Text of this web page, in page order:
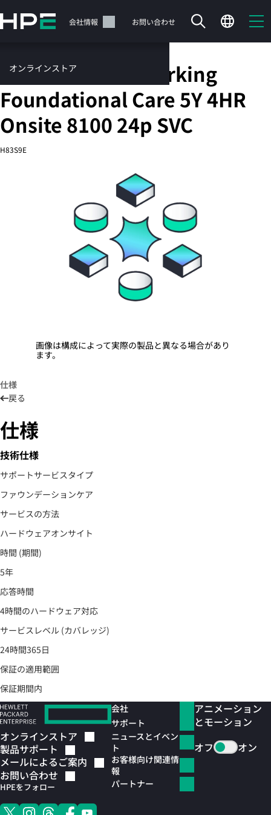
イ
テ
ン
に
キ
サポート 会社情報 お問い合わせ
オンラインストア
お問い合わせ
カートは空です
HPEストアで商品を検索、構成、注文できます。
今すぐ購入
HPE Aruba Networking
Foundational Care 5Y 4HR
Onsite 8100 24p SVC
H83S9E
画像は構成によって実際の製品と異なる場合があり
ます。
仕様
戻る
仕様
技術仕様
サポートサービスタイプ
ファウンデーションケア
サービスの方法
ハードウェアオンサイト
時間 (期間)
5年
応答時間
4時間のハードウェア対応
サービスレベル (カバレッジ)
24時間365日
保証の適用範囲
保証期間内
オンラインストア
製品サポート
メールによるご案内
お問い合わせ
HPEをフォロー
会社
サポート
ニュースとイベン
ト
お客様向け関連情
報
パートナー
アニメーション
とモーション
オフ
オン